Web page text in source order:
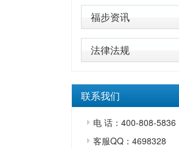
福步资讯
法律法规
联系我们
电 话：400-808-5836
客服QQ：4698328